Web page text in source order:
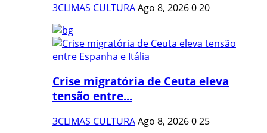
3CLIMAS CULTURAAgo 8, 2026020
Crise migratória de Ceuta eleva
tensão entre...
3CLIMAS CULTURAAgo 8, 2026025